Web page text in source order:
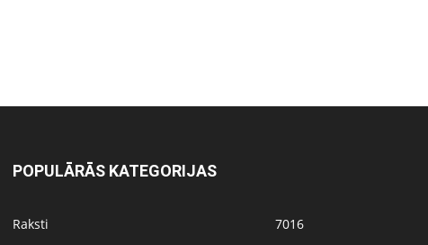
POPULĀRĀS KATEGORIJAS
Raksti
7016